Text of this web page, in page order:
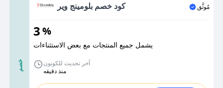
خصم
كود خصم بلومينج وير مُوثَّق
3%
يشمل جميع المنتجات مع بعض الاستثناءات
آخر تحديث للكوبون
منذ دقيقه